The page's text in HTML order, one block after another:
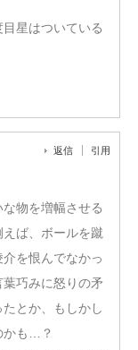
星はついている
返信 引用
物を増幅させる
ば、ボールを蹴
を恨んでなかっ
巧みに怒りの矛
とか、もしかし
かも…？